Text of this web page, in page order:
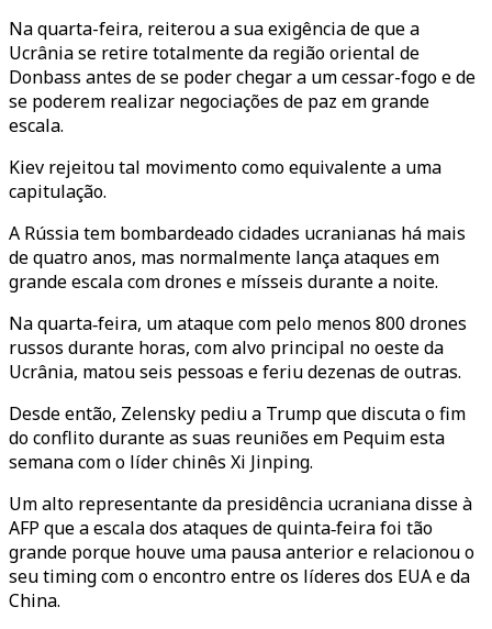
Na quarta-feira, reiterou a sua exigência de que a
Ucrânia se retire totalmente da região oriental de
Donbass antes de se poder chegar a um cessar-fogo e de
se poderem realizar negociações de paz em grande
escala.
Kiev rejeitou tal movimento como equivalente a uma
capitulação.
A Rússia tem bombardeado cidades ucranianas há mais
de quatro anos, mas normalmente lança ataques em
grande escala com drones e mísseis durante a noite.
Na quarta‑feira, um ataque com pelo menos 800 drones
russos durante horas, com alvo principal no oeste da
Ucrânia, matou seis pessoas e feriu dezenas de outras.
Desde então, Zelensky pediu a Trump que discuta o fim
do conflito durante as suas reuniões em Pequim esta
semana com o líder chinês Xi Jinping.
Um alto representante da presidência ucraniana disse à
AFP que a escala dos ataques de quinta‑feira foi tão
grande porque houve uma pausa anterior e relacionou o
seu timing com o encontro entre os líderes dos EUA e da
China.